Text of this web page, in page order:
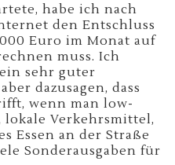
habe ich nach
den Entschluss
Euro im Monat auf
muss. Ich
sehr guter
dazusagen, dass
wenn man low-
lokale Verkehrsmittel,
Essen an der Straße
Sonderausgaben für